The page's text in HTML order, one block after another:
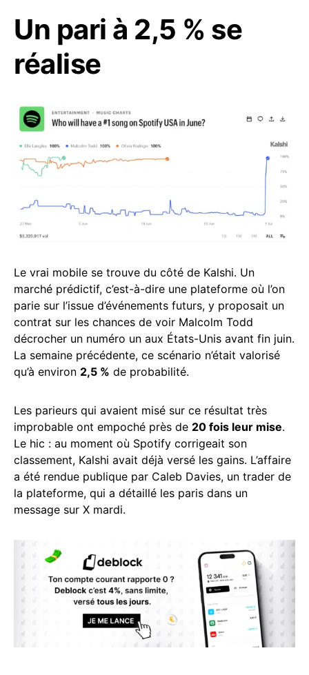
Un pari à 2,5 % se
réalise
Le vrai mobile se trouve du côté de Kalshi. Un
marché prédictif, c’est-à-dire une plateforme où l’on
parie sur l’issue d’événements futurs, y proposait un
contrat sur les chances de voir Malcolm Todd
décrocher un numéro un aux États-Unis avant fin juin.
La semaine précédente, ce scénario n’était valorisé
qu’à environ 2,5 % de probabilité.
Les parieurs qui avaient misé sur ce résultat très
improbable ont empoché près de 20 fois leur mise.
Le hic : au moment où Spotify corrigeait son
classement, Kalshi avait déjà versé les gains. L’affaire
a été rendue publique par Caleb Davies, un trader de
la plateforme, qui a détaillé les paris dans un
message sur X mardi.